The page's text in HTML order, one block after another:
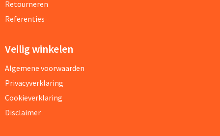
Retourneren
Referenties
Veilig winkelen
Algemene voorwaarden
Privacyverklaring
Cookieverklaring
Disclaimer